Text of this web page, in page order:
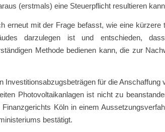
(erstmals) eine Steuerpflicht resultieren
erneut mit der Frage befasst, wie eine kürzere
darzulegen ist und entschieden,
Methode bedienen kann, die zur
Investitionsabzugsbeträgen für die Anschaffung
Photovoltaikanlagen ist nicht zu
Köln in einem
bestätigt.